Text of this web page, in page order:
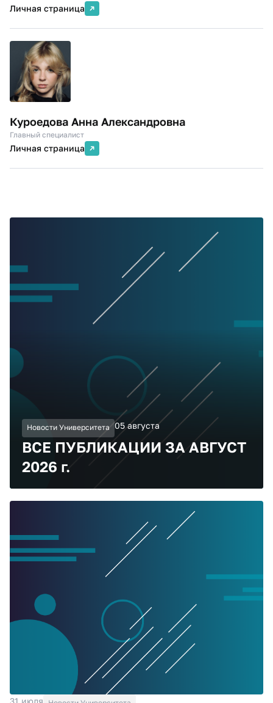
Личная страница
Куроедова Анна Александровна
Главный специалист
Личная страница
05 августа
Новости Университета
ВСЕ ПУБЛИКАЦИИ ЗА АВГУСТ
2026 г.